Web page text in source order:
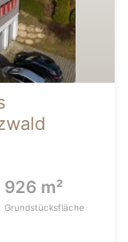
926 m²
Grundstücksfläche